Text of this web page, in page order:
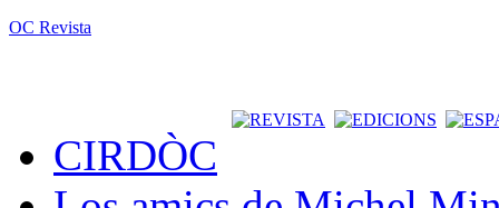
OC Revista
CIRDÒC